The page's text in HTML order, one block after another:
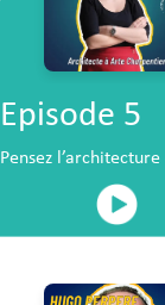
Episode 5
Pensez